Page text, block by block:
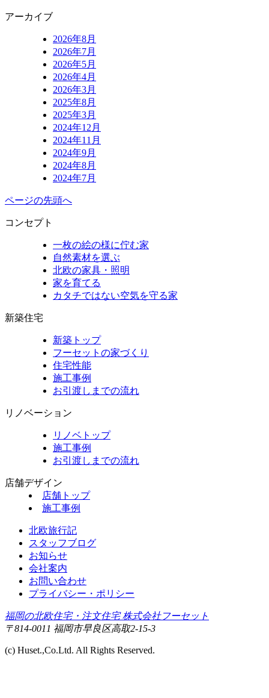
アーカイブ
2026年8月
2026年7月
2026年5月
2026年4月
2026年3月
2025年8月
2025年3月
2024年12月
2024年11月
2024年9月
2024年8月
2024年7月
ページの先頭へ
コンセプト
一枚の絵の様に佇む家
自然素材を選ぶ
北欧の家具・照明
家を育てる
カタチではない空気を守る家
新築住宅
新築トップ
フーセットの家づくり
住宅性能
施工事例
お引渡しまでの流れ
リノベーション
リノベトップ
施工事例
お引渡しまでの流れ
店舗デザイン
店舗トップ
施工事例
北欧旅行記
スタッフブログ
お知らせ
会社案内
お問い合わせ
プライバシー・ポリシー
福岡の北欧住宅・注文住宅 株式会社フーセット
〒814-0011 福岡市早良区高取2-15-3
(c) Huset.,Co.Ltd. All Rights Reserved.